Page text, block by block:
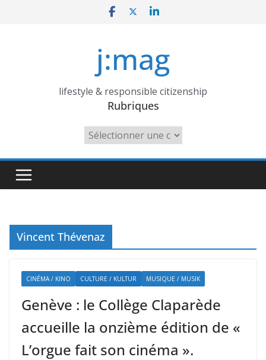
j:mag
lifestyle & responsible citizenship
Rubriques
Rubriques
Vincent Thévenaz
CINÉMA / KINO CULTURE / KULTUR MUSIQUE / MUSIK
Genève : le Collège Claparède
accueille la onzième édition de «
L’orgue fait son cinéma ».